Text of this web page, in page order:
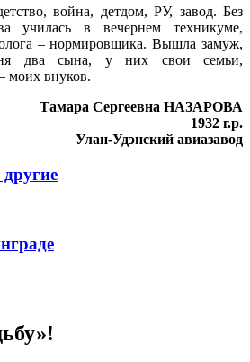
война, детдом, РУ, завод. Без
училась в вечернем техникуме,
– нормировщика. Вышла замуж,
два сына, у них свои семьи,
моих внуков.
Тамара Сергеевна НАЗАРОВА
1932 г.р.
Улан-Удэнский авиазавод